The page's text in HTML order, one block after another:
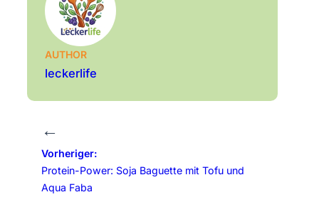
AUTHOR
leckerlife
←
Vorheriger:
Protein-Power: Soja Baguette mit Tofu und
Aqua Faba